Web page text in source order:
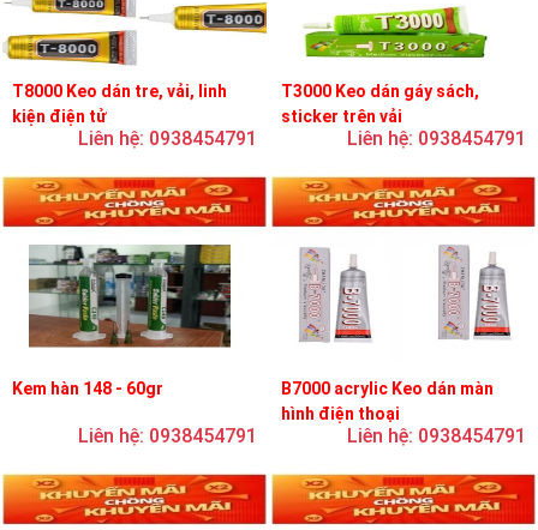
T8000 Keo dán tre, vải, linh
kiện điện tử
Liên hệ: 0938454791
T3000 Keo dán gáy sách,
sticker trên vải
Liên hệ: 0938454791
Kem hàn 148 - 60gr
Liên hệ: 0938454791
B7000 acrylic Keo dán màn
hình điện thoại
Liên hệ: 0938454791